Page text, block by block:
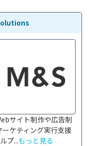
サイト制作や広告制
ケティング実行支援
プ...もっと見る